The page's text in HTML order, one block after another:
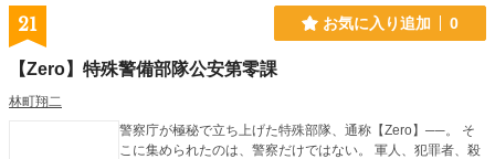
21 お気に入り追加 0
【Zero】特殊警備部隊公安第零課
林町翔二
警察庁が極秘で立ち上げた特殊部隊、通称【Zero】──。 そ
こに集められたのは、警察だけではない。 軍人、犯罪者、殺